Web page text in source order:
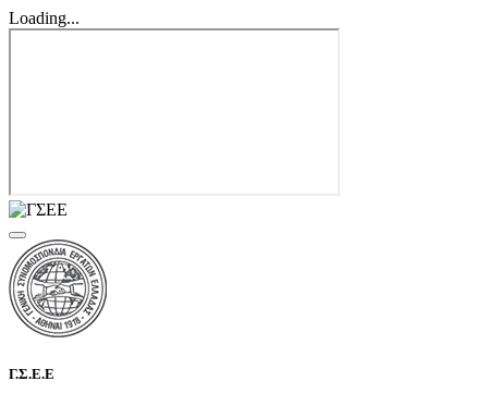
Loading...
Γ.Σ.Ε.Ε